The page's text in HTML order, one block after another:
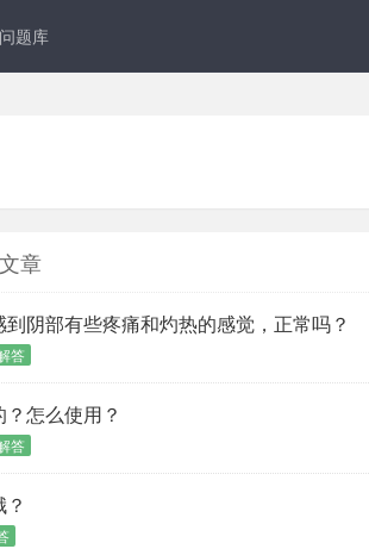
问题库
文章
阴部有些疼痛和灼热的感觉，正常吗？
答
怎么使用？
答